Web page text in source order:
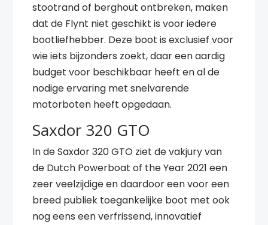
stootrand of berghout ontbreken, maken
dat de Flynt niet geschikt is voor iedere
bootliefhebber. Deze boot is exclusief voor
wie iets bijzonders zoekt, daar een aardig
budget voor beschikbaar heeft en al de
nodige ervaring met snelvarende
motorboten heeft opgedaan.
Saxdor 320 GTO
In de Saxdor 320 GTO ziet de vakjury van
de Dutch Powerboat of the Year 2021 een
zeer veelzijdige en daardoor een voor een
breed publiek toegankelijke boot met ook
nog eens een verfrissend, innovatief